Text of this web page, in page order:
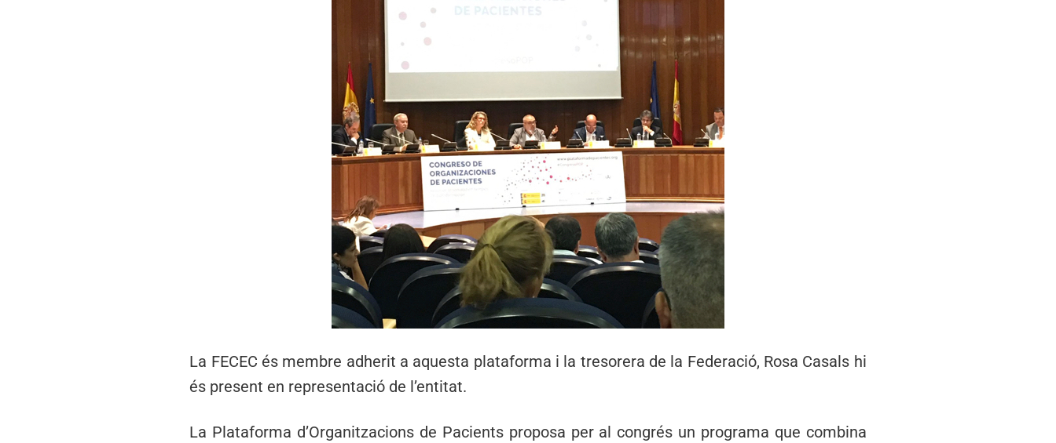
La FECEC és membre adherit a aquesta plataforma i la tresorera de la Federació, Rosa Casals hi
és present en representació de l’entitat.
La Plataforma d’Organitzacions de Pacients proposa per al congrés un programa que combina